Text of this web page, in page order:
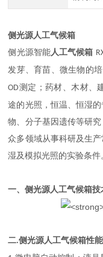
侧光源人工气候箱
侧光源智能人工气候箱
发芽、育苗、微生物的
OD测定；药材、木材、
途的光照，恒温、恒湿
物、分子基因遗传等研
众多领域从事科研及生
湿及模拟光照的实验条件
一、侧光源人工气候箱技
二.侧光源人工气候箱性